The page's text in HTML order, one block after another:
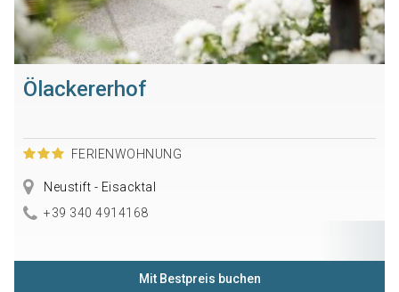
Ölackererhof
FERIENWOHNUNG
Neustift - Eisacktal
+39 340 4914168
Mit Bestpreis buchen